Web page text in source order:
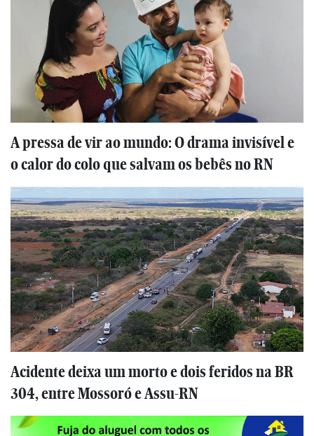
A pressa de vir ao mundo: O drama invisível e
o calor do colo que salvam os bebês no RN
Acidente deixa um morto e dois feridos na BR
304, entre Mossoró e Assu-RN